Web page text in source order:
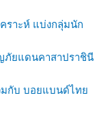
ราะห์ แบ่งกลุ่มนัก
ภัยแดนคาสาปราชินี
กับ บอยแบนด์ไทย